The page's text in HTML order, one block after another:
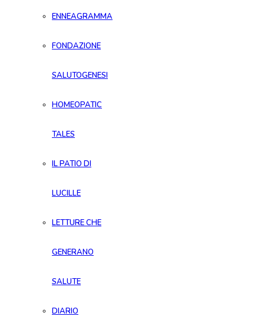
ENNEAGRAMMA
FONDAZIONE
SALUTOGENESI
HOMEOPATIC
TALES
IL PATIO DI
LUCILLE
LETTURE CHE
GENERANO
SALUTE
DIARIO